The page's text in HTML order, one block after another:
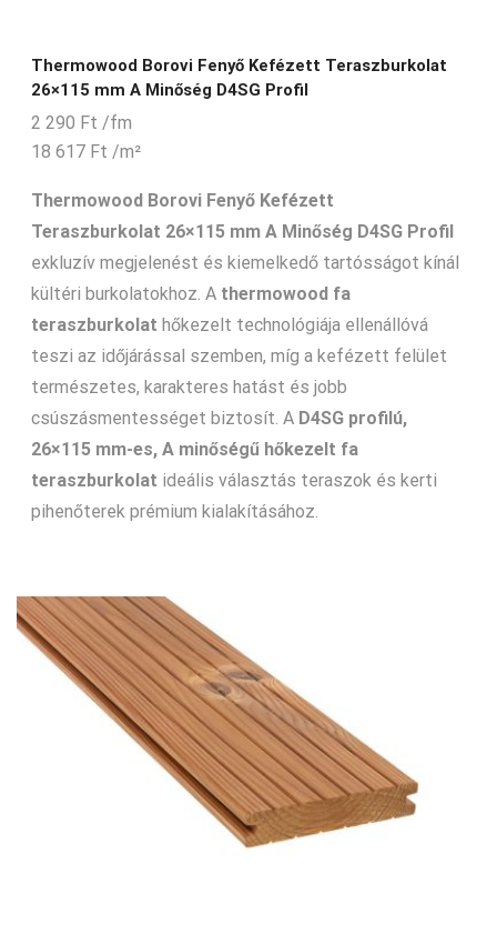
Thermowood Borovi Fenyő Kefézett Teraszburkolat
26×115 mm A Minőség D4SG Profil
2 290 Ft /fm
18 617 Ft /m²
Thermowood Borovi Fenyő Kefézett
Teraszburkolat 26×115 mm A Minőség D4SG Profil
exkluzív megjelenést és kiemelkedő tartósságot kínál
kültéri burkolatokhoz. A thermowood fa
teraszburkolat hőkezelt technológiája ellenállóvá
teszi az időjárással szemben, míg a kefézett felület
természetes, karakteres hatást és jobb
csúszásmentességet biztosít. A D4SG profilú,
26×115 mm-es, A minőségű hőkezelt fa
teraszburkolat ideális választás teraszok és kerti
pihenőterek prémium kialakításához.